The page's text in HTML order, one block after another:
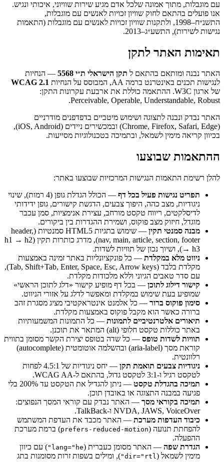
עם מוגבלות, מתוך אמונה שלכל אדם מגיע שירות שוויוני, איכותי ונגיש.
אנו פועלים בהתאם לחוק שוויון זכויות לאנשים עם מוגבלות,
התשנ״ח–1998, ולתקנות שוויון זכויות לאנשים עם מוגבלות (התאמות
נגישות לשירות), התשע״ג–2013.
תאימות האתר לתקן
האתר נבנה ומותאם בהתאם ל תקן הישראלי ת״י 5568
— הנחיות
לנגישות תכנים באינטרנט ברמה AA, המבוסס על הנחיות
של ארגון W3C. ההתאמה כוללת את ארבעת עקרונות התקן:
Perceivable, Operable, Understandable, Robust
.
האתר נבדק ונבנה לתצוגה ושימוש מיטביים בדפדפנים מודרניים
(Chrome, Firefox, Safari, Edge) ובמכשירים ניידים (iOS, Android),
בכיוון קריאה מימין לשמאל, ובתמיכה בטכנולוגיות מסייעות.
ההתאמות שבוצעו
להלן רשימת התאמות הנגישות המרכזיות שבוצעו באתר:
תפריט נגישות פעיל בכל דף
— הכולל הגדלת גופן (4 רמות), שינוי
ניגודיות, מצב כהה, היפוך צבעים, הדגשת קישורים, גופן ידידותי
לדיסלקטים, ריווח טקסט מורחב, עצירת אנימציות, סמן עכבר
מוגדל, חיזוק מצב פוקוס, ושמירת ההגדרות בין ביקורים.
מבנה סמנטי תקין
— שימוש בתגיות HTML5 סמנטיות (header,
nav, main, article, section, footer), מדרג כותרות תקין (h1 → h2
→ h3), ושיוך נכון של תוויות לשדות.
ניווט מלא במקלדת — כל פונקציונליות באתר זמינה באמצעות
מקלדת בלבד (Tab, Shift+Tab, Enter, Space, Esc, Arrow keys),
עם סדר טאבים הגיוני וללא מלכודות מקלדת.
קישור דילוג לתוכן — בכל דף מופיע קישור «דלג לתוכן הראשי»
שמופיע בעת שימוש במקלדת ומאפשר לדלג על אזורי הניווט.
סימון פוקוס ברור — כל אלמנט אינטראקטיבי מציג מסגרת זהב
ברורה כאשר הוא מקבל פוקוס באמצעות מקלדת.
תיאורים אלטרנטיביים לתמונות — כל התמונות המשמעותיות
באתר כוללות טקסט חלופי (alt) המתאר את תוכנן.
תוויות לשדות טופס — כל שדה בטופס יצירת הקשר מסומן בתווית
קוראת מסך (aria-label) ובהשלמה אוטומטית (autocomplete)
רלוונטית.
ניגודיות צבעים תואמת תקן
— יחס ניגודיות של 4.5:1 לפחות
לטקסט רגיל ו-3:1 לטקסט גדול, בהתאם ל-WCAG AA.
תמיכה בהגדלת טקסט
— ניתן להגדיל את הטקסט עד 200% בלי
פגיעה במבנה התצוגה או באובדן תוכן.
תמיכה בקוראי מסך — האתר נבדק עם קוראי המסך הנפוצים:
NVDA, JAWS, VoiceOver ו-TalkBack
.
כיבוד העדפות מערכת — האתר מכבד את העדפת המשתמש
להפחתת תנועה (prefers-reduced-motion) ברמת מערכת
ההפעלה.
הגדרת שפה — האתר מסומן כעברית (lang="he"
) עם כיוון
מימין לשמאל (dir="rtl" ), ומילים בשפות זרות מסומנות בתג